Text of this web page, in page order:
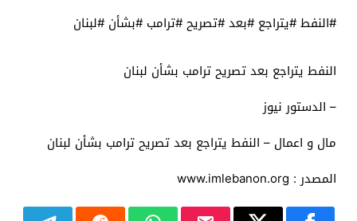
#النفط #يتراجع #بعد #تصريح #ترامب #بشأن #لبنان
النفط يتراجع بعد تصريح ترامب بشأن لبنان
– الدستور نيوز
مال و اعمال – النفط يتراجع بعد تصريح ترامب بشأن لبنان
المصدر : www.imlebanon.org